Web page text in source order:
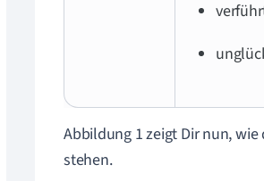
Abbildung 1 zeigt Dir nun,
stehen.